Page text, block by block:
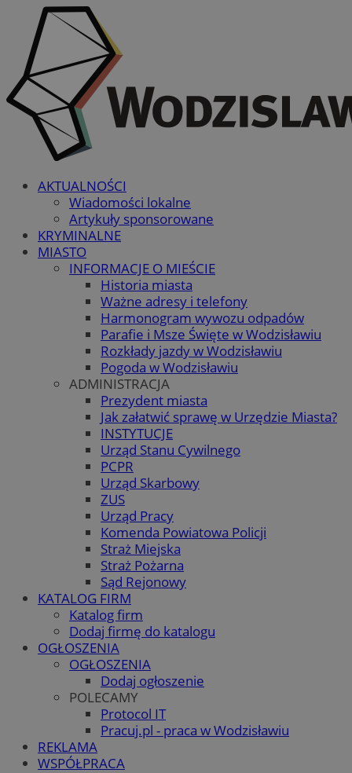
AKTUALNOŚCI
Wiadomości lokalne
Artykuły sponsorowane
KRYMINALNE
MIASTO
INFORMACJE O MIEŚCIE
Historia miasta
Ważne adresy i telefony
Harmonogram wywozu odpadów
Parafie i Msze Święte w Wodzisławiu
Rozkłady jazdy w Wodzisławiu
Pogoda w Wodzisławiu
ADMINISTRACJA
Prezydent miasta
Jak załatwić sprawę w Urzędzie Miasta?
INSTYTUCJE
Urząd Stanu Cywilnego
PCPR
Urząd Skarbowy
ZUS
Urząd Pracy
Komenda Powiatowa Policji
Straż Miejska
Straż Pożarna
Sąd Rejonowy
KATALOG FIRM
Katalog firm
Dodaj firmę do katalogu
OGŁOSZENIA
OGŁOSZENIA
Dodaj ogłoszenie
POLECAMY
Protocol IT
Pracuj.pl - praca w Wodzisławiu
REKLAMA
WSPÓŁPRACA